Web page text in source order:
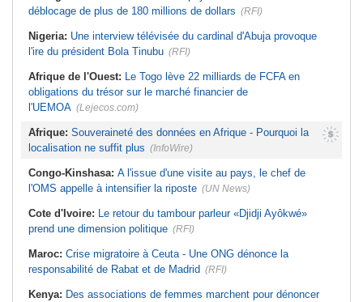
déblocage de plus de 180 millions de dollars (RFI)
Nigeria: Une interview télévisée du cardinal d'Abuja provoque
l'ire du président Bola Tinubu (RFI)
Afrique de l'Ouest: Le Togo lève 22 milliards de FCFA en
obligations du trésor sur le marché financier de
l'UEMOA (Lejecos.com)
Afrique: Souveraineté des données en Afrique - Pourquoi la
localisation ne suffit plus (InfoWire)
Congo-Kinshasa: A l'issue d'une visite au pays, le chef de
l'OMS appelle à intensifier la riposte (UN News)
Cote d'Ivoire: Le retour du tambour parleur «Djidji Ayôkwé»
prend une dimension politique (RFI)
Maroc: Crise migratoire à Ceuta - Une ONG dénonce la
responsabilité de Rabat et de Madrid (RFI)
Kenya: Des associations de femmes marchent pour dénoncer